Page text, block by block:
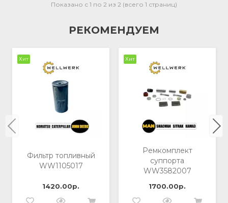
Показано с 1 по 2 из 2 (всего 1 страниц)
РЕКОМЕНДУЕМ
Хит
Фильтр топливный
WW1105017
1420.00р.
Хит
Ремкомплект
суппорта
WW3582007
1700.00р.